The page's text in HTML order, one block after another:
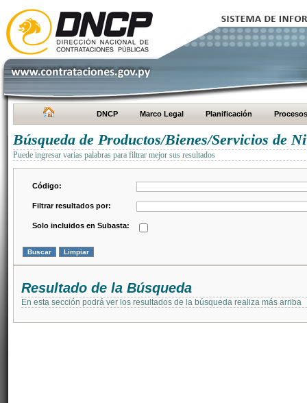
DNCP Marco Legal Planificación Procesos
Búsqueda de Productos/Bienes/Servicios de
Puede ingresar varias palabras para filtrar mejor sus resultados
Código:
Filtrar resultados por:
Solo incluidos en Subasta:
Resultado de la Búsqueda
En esta sección podrá ver los resultados de la búsqueda realiza más arriba